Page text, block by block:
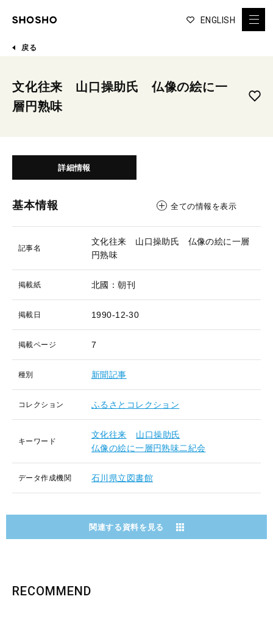
ENGLISH
戻る
文化往来 山口操助氏 仏像の絵に一
層円熟味
詳細情報
基本情報 全ての情報を表示
記事名
文化往来 山口操助氏 仏像の絵に一層
円熟味
掲載紙 北國：朝刊
掲載日 1990-12-30
掲載ページ 7
種別 新聞記事
コレクション ふるさとコレクション
キーワード
文化往来
山口操助氏
仏像の絵に一層円熟味二紀会
データ作成機関 石川県立図書館
関連する資料を見る
RECOMMEND